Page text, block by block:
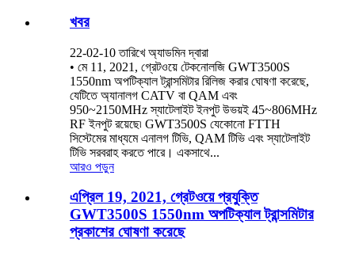
খবর
22-02-10 তারিখে অ্যাডমিন দ্বারা
• মে 11, 2021, গ্রেটওয়ে টেকনোলজি GWT3500S
1550nm অপটিক্যাল ট্রান্সমিটার রিলিজ করার ঘোষণা করেছে,
যেটিতে অ্যানালগ CATV বা QAM এবং
950~2150MHz স্যাটেলাইট ইনপুট উভয়ই 45~806MHz
RF ইনপুট রয়েছে৷ GWT3500S যেকোনো FTTH
সিস্টেমের মাধ্যমে এনালগ টিভি, QAM টিভি এবং স্যাটেলাইট
টিভি সরবরাহ করতে পারে। একসাথে...
আরও পড়ুন
এপ্রিল 19, 2021, গ্রেটওয়ে প্রযুক্তি
GWT3500S 1550nm অপটিক্যাল ট্রান্সমিটার
প্রকাশের ঘোষণা করেছে